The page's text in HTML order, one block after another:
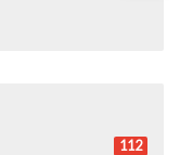
112